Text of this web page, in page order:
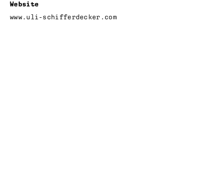
Website
www.uli-schifferdecker.com